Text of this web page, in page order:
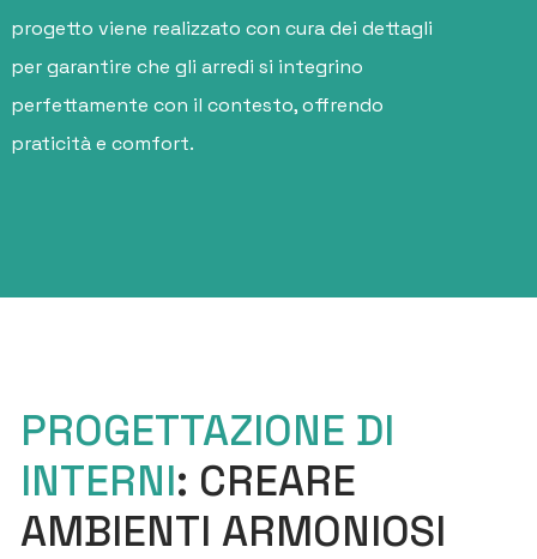
progetto viene realizzato con cura dei dettagli
per garantire che gli arredi si integrino
perfettamente con il contesto, offrendo
praticità e comfort.
PROGETTAZIONE DI
INTERNI: CREARE
AMBIENTI ARMONIOSI